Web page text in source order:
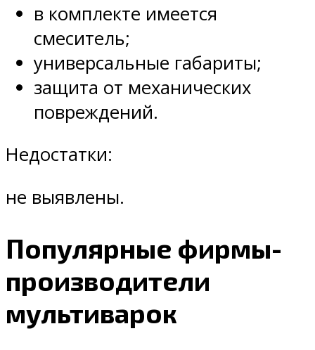
в комплекте имеется
смеситель;
универсальные габариты;
защита от механических
повреждений.
Недостатки:
не выявлены.
Популярные фирмы-
производители
мультиварок